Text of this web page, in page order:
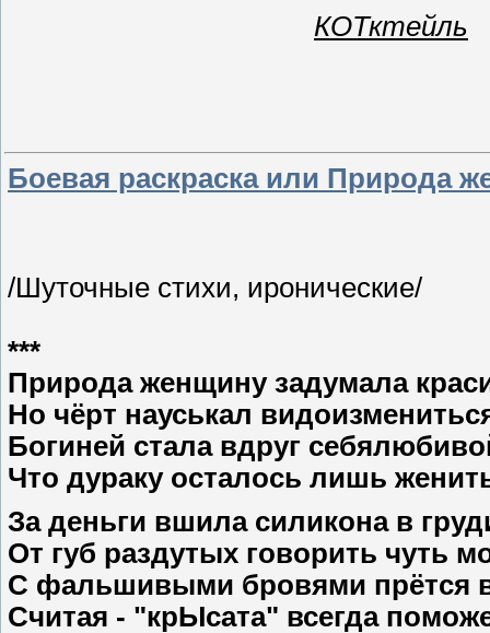
КОТктейль
Боевая раскраска или Природа
/Шуточные стихи, иронические/
***
Природа женщину задумала
Но чёрт науськал
Богиней стала вдруг
Что дураку осталось лишь
За деньги вшила силикона в
От губ раздутых говорить чуть
С фальшивыми бровями прётся
Считая - "крЫсата" всегда